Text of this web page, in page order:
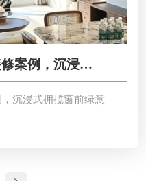
案例，沉浸式
沉浸式拥揽窗前绿意